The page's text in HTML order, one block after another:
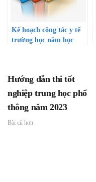
Kế hoạch công tác y tế
trường học năm học
Hướng dẫn thi tốt
nghiệp trung học phổ
thông năm 2023
Bài cũ hơn